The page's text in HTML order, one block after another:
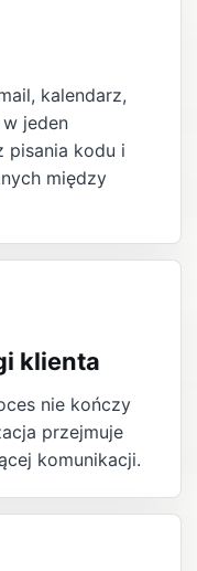
kalendarz,
jeden
pisania kodu i
między
klienta
nie kończy
przejmuje
komunikacji.